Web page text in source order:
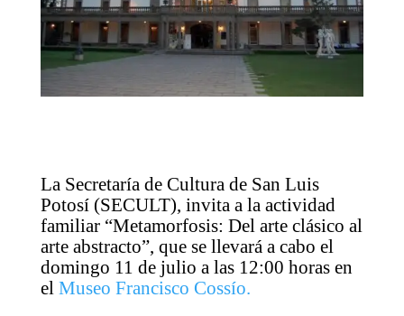
La Secretaría de Cultura de San Luis
Potosí (SECULT), invita a la actividad
familiar “Metamorfosis: Del arte clásico al
arte abstracto”, que se llevará a cabo el
domingo 11 de julio a las 12:00 horas en
el Museo Francisco Cossío.